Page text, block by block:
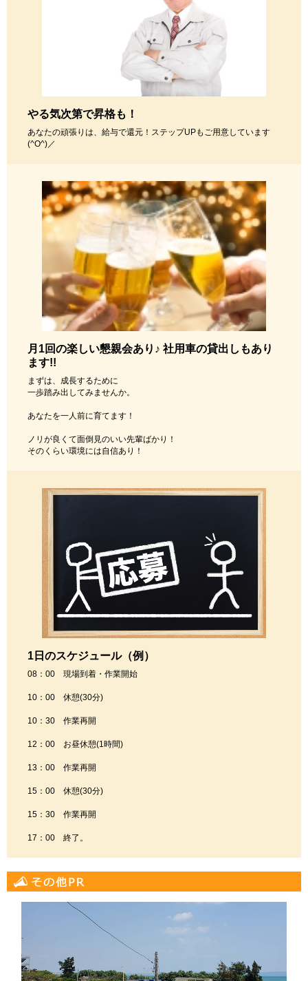
やる気次第で昇格も！
あなたの頑張りは、給与で還元！ステップUPもご用意しています
(^O^)／
月1回の楽しい懇親会あり♪ 社用車の貸出しもあり
ます!!
まずは、成長するために
一歩踏み出してみませんか。
あなたを一人前に育てます！
ノリが良くて面倒見のいい先輩ばかり！
そのくらい環境には自信あり！
1日のスケジュール（例）
08：00 現場到着・作業開始
10：00 休憩(30分)
10：30 作業再開
12：00 お昼休憩(1時間)
13：00 作業再開
15：00 休憩(30分)
15：30 作業再開
17：00 終了。